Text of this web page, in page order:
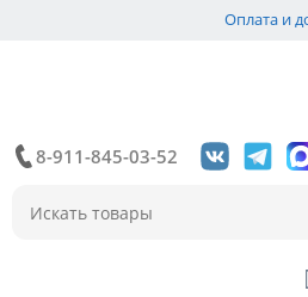
Оплата и
8-911-845-03-52